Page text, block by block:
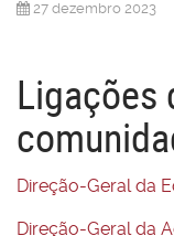
27 dezembro 2023
Ligações
Direção-Geral da
Direção-Geral da